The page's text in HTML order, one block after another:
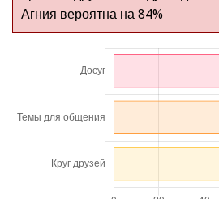
Агния вероятна на 84%